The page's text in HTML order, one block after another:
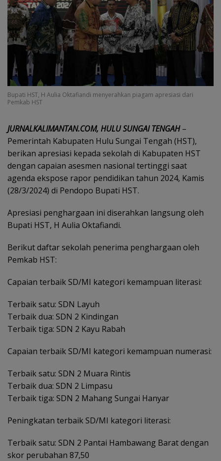
Bupati HST, H Aulia Oktafiandi menyerahkan piagam apresiasi dari
Pemkab HST
JURNALKALIMANTAN.COM, HULU SUNGAI TENGAH–
Pemerintah Kabupaten Hulu Sungai Tengah (HST),
berikan apresiasi kepada sekolah di Kabupaten HST
dengan capaian asesmen nasional tertinggi saat
agenda ekspose rapor pendidikan tahun 2024, Kamis
(28/3/2024) di Pendopo Bupati HST.
Apresiasi penghargaan ini diserahkan langsung oleh
Bupati HST, H Aulia Oktafiandi.
Berikut daftar sekolah penerima penghargaan oleh
Pemkab HST:
Capaian terbaik SD/MI kategori kemampuan literasi:
Terbaik satu: SDN Layuh
Terbaik dua: SDN 2 Kindingan
Terbaik tiga: SDN 2 Kayu Rabah
Capaian terbaik SD/MI kategori kemampuan numerasi:
Terbaik satu: SDN 2 Muara Rintis
Terbaik dua: SDN 2 Limpasu
Terbaik tiga: SDN 2 Mahang Sungai Hanyar
Peningkatan terbaik SD/MI kategori literasi:
Terbaik satu: SDN 2 Pantai Hambawang Barat dengan
skor perubahan 87,50